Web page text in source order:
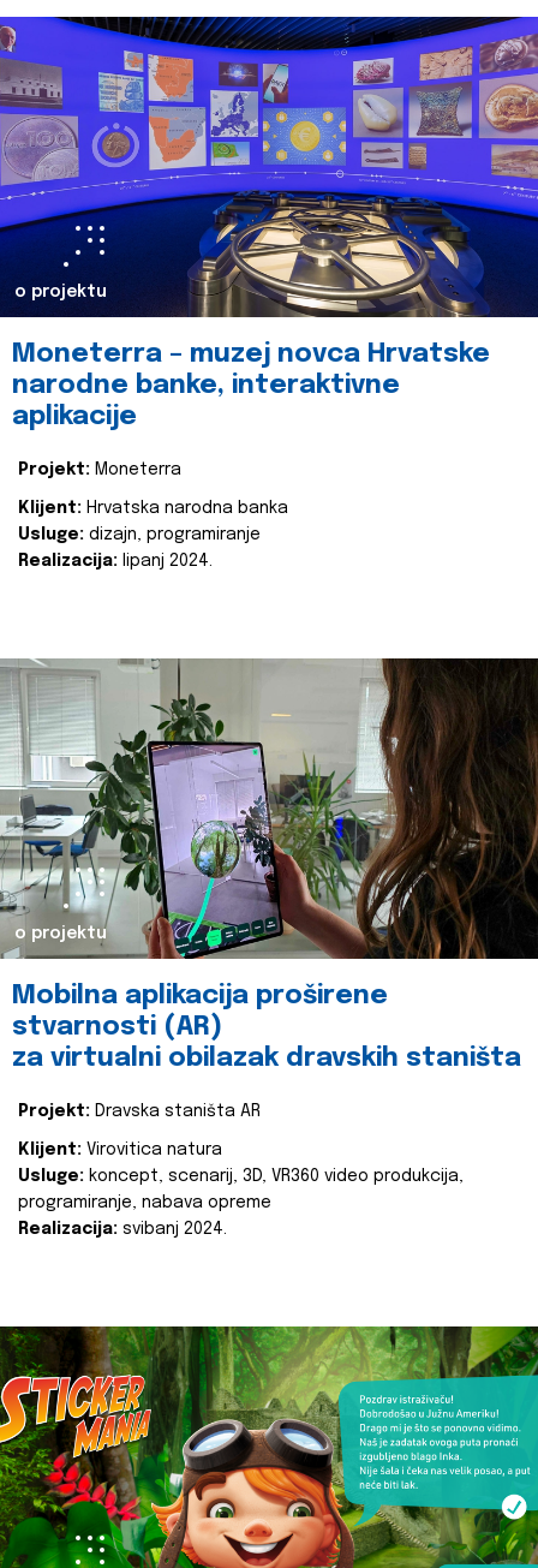
o projektu
Moneterra – muzej novca Hrvatske
narodne banke, interaktivne
aplikacije
Projekt: Moneterra
Klijent: Hrvatska narodna banka
Usluge: dizajn, programiranje
Realizacija: lipanj 2024.
o projektu
Mobilna aplikacija proširene
stvarnosti (AR)
za virtualni obilazak dravskih staništa
Projekt: Dravska staništa AR
Klijent: Virovitica natura
Usluge: koncept, scenarij, 3D, VR360 video produkcija,
programiranje, nabava opreme
Realizacija: svibanj 2024.